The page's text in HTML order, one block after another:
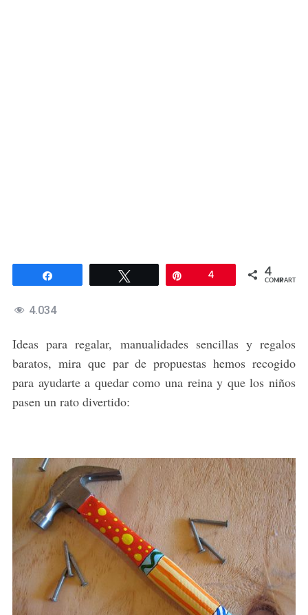
Twittear 4 4
COMPARTIR
4.034
Ideas para regalar, manualidades sencillas y regalos
baratos, mira que par de propuestas hemos recogido
para ayudarte a quedar como una reina y que los niños
pasen un rato divertido: